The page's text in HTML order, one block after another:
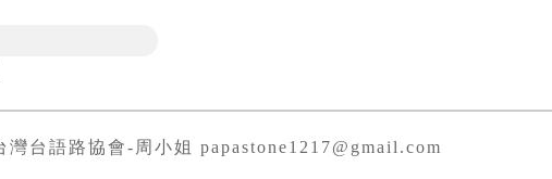
灣台語路協會-周小姐 papastone1217@gmail.com